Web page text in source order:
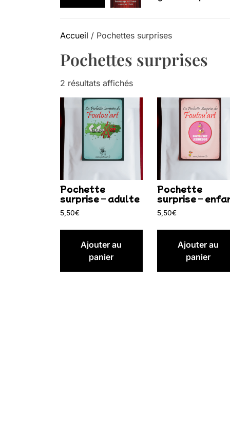
Retrouvez-nous au
Accueil / Pochettes surprises
Pochettes surprises
2 résultats affichés
Pochette
surprise – adulte
5,50€
Ajouter au
panier
Pochette
surprise –
5,50€
Ajouter au
panier